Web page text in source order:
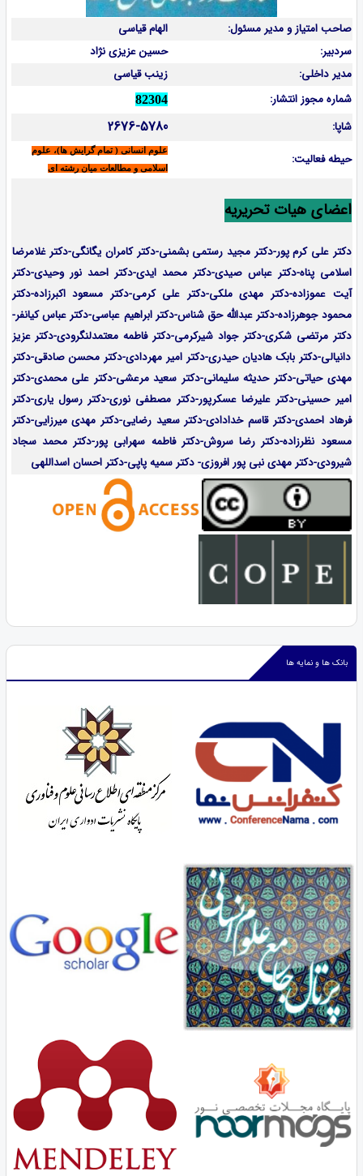
صاحب امتیاز و مدیر مسئول:
الهام قیاسی
سردبیر:
حسین عزیزی نژاد
مدیر داخلی:
زینب قیاسی
شماره مجوز انتشار:
82304
شاپا: 2676-5780
حیطه فعالیت:
علوم انسانی ( تمام گرایش ها)، علوم
اسلامی و مطالعات میان رشته ای
اعضای هیات تحریریه
دکتر علی کرم پور-دکتر مجید رستمی بشمنی-دکتر کامران یگانگی-دکتر غلامرضا
اسلامی پناه-دکتر عباس صیدی-دکتر محمد ایدی-دکتر احمد نور وحیدی-دکتر
آیت عموزاده-دکتر مهدی ملکی-دکتر علی کرمی-دکتر مسعود اکبرزاده-دکتر
محمود جوهرزاده-دکتر عبدالله حق شناس-دکتر ابراهیم عباسی-دکتر عباس کیانفر-
دکتر مرتضی شکری-دکتر جواد شیرکرمی-دکتر فاطمه معتمدلنگرودی-دکتر عزیز
دانیالی-دکتر بابک هادیان حیدری-دکتر امیر مهردادی-دکتر محسن صادقی-دکتر
مهدی حیاتی-دکتر حدیثه سلیمانی-دکتر سعید مرعشی-دکتر علی محمدی-دکتر
امیر حسینی-دکتر علیرضا عسکرپور-دکتر مصطفی نوری-دکتر رسول یاری-دکتر
فرهاد احمدی-دکتر قاسم خدادادی-دکتر سعید رضایی-دکتر مهدی میرزایی-دکتر
مسعود نظرزاده-دکتر رضا سروش-دکتر فاطمه سهرابی پور-دکتر محمد سجاد
شیرودی-دکتر مهدی نبی پور افروزی- دکتر سمیه پاپی-دکتر احسان اسداللهی
بانک ها و نمایه ها